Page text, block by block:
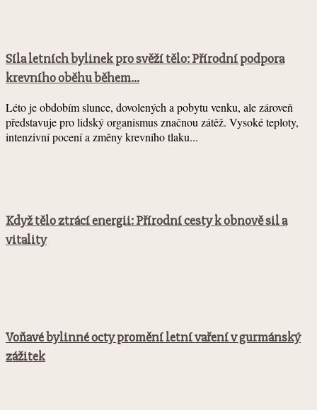
Síla letních bylinek pro svěží tělo: Přírodní podpora
krevního oběhu během...
Léto je obdobím slunce, dovolených a pobytu venku, ale zároveň
představuje pro lidský organismus značnou zátěž. Vysoké teploty,
intenzivní pocení a změny krevního tlaku...
Když tělo ztrácí energii: Přírodní cesty k obnově sil a
vitality
Voňavé bylinné octy promění letní vaření v gurmánský
zážitek